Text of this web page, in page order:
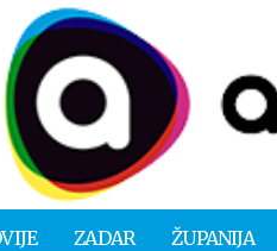
ZADAR ŽUPANIJA